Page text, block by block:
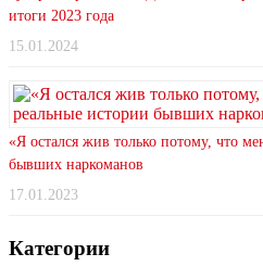
итоги 2023 года
15.01.2024
«Я остался жив только потому, что
бывших наркоманов
17.01.2023
Категории